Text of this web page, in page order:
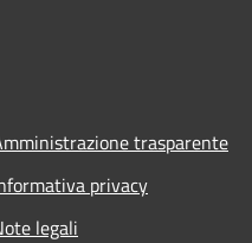
trasparente
privacy
legali